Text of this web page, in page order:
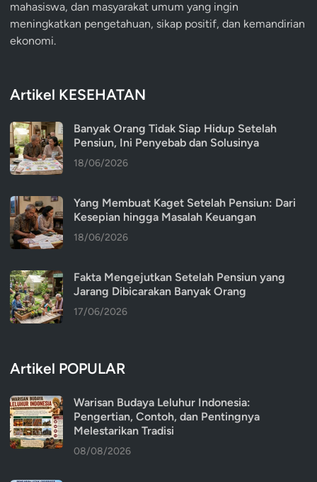
mahasiswa, dan masyarakat umum yang ingin
meningkatkan pengetahuan, sikap positif, dan kemandirian
ekonomi.
Artikel KESEHATAN
Banyak Orang Tidak Siap Hidup Setelah
Pensiun, Ini Penyebab dan Solusinya
18/06/2026
Yang Membuat Kaget Setelah Pensiun: Dari
Kesepian hingga Masalah Keuangan
18/06/2026
Fakta Mengejutkan Setelah Pensiun yang
Jarang Dibicarakan Banyak Orang
17/06/2026
Artikel POPULAR
Warisan Budaya Leluhur Indonesia:
Pengertian, Contoh, dan Pentingnya
Melestarikan Tradisi
08/08/2026